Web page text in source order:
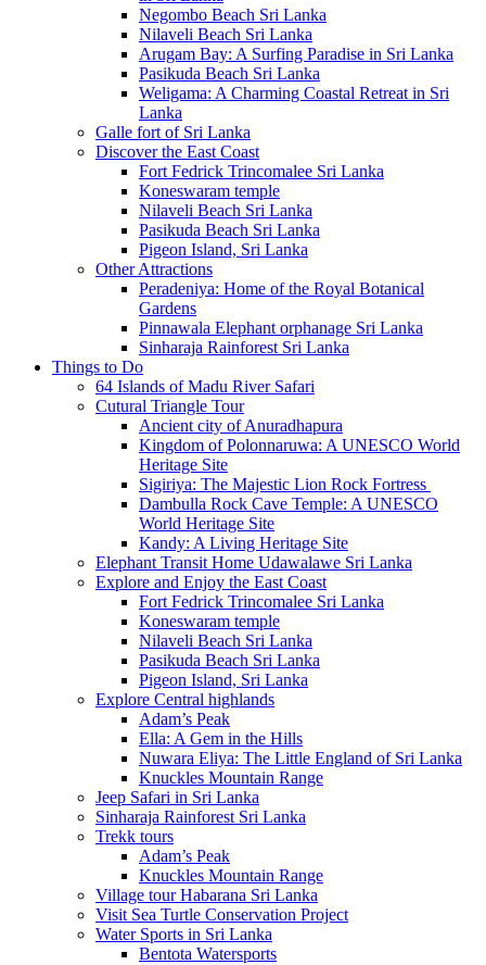
Negombo Beach Sri Lanka
Nilaveli Beach Sri Lanka
Arugam Bay: A Surfing Paradise in Sri Lanka
Pasikuda Beach Sri Lanka
Weligama: A Charming Coastal Retreat in Sri
Lanka
Galle fort of Sri Lanka
Discover the East Coast
Fort Fedrick Trincomalee Sri Lanka
Koneswaram temple
Nilaveli Beach Sri Lanka
Pasikuda Beach Sri Lanka
Pigeon Island, Sri Lanka
Other Attractions
Peradeniya: Home of the Royal Botanical
Gardens
Pinnawala Elephant orphanage Sri Lanka
Sinharaja Rainforest Sri Lanka
Things to Do
64 Islands of Madu River Safari
Cutural Triangle Tour
Ancient city of Anuradhapura
Kingdom of Polonnaruwa: A UNESCO World
Heritage Site
Sigiriya: The Majestic Lion Rock Fortress
Dambulla Rock Cave Temple: A UNESCO
World Heritage Site
Kandy: A Living Heritage Site
Elephant Transit Home Udawalawe Sri Lanka
Explore and Enjoy the East Coast
Fort Fedrick Trincomalee Sri Lanka
Koneswaram temple
Nilaveli Beach Sri Lanka
Pasikuda Beach Sri Lanka
Pigeon Island, Sri Lanka
Explore Central highlands
Adam’s Peak
Ella: A Gem in the Hills
Nuwara Eliya: The Little England of Sri Lanka
Knuckles Mountain Range
Jeep Safari in Sri Lanka
Sinharaja Rainforest Sri Lanka
Trekk tours
Adam’s Peak
Knuckles Mountain Range
Village tour Habarana Sri Lanka
Visit Sea Turtle Conservation Project
Water Sports in Sri Lanka
Bentota Watersports